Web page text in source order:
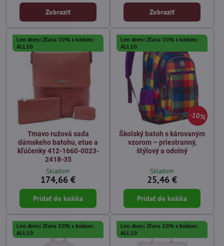
Zobraziť Zobraziť
Len dnes: Zľava 10% s kódom:
ALL10
Tmavo ružová sada
dámskeho batohu, etue a
kľúčenky 412-1660-0023-
2418-35
Skladom
174,66 €
Pridať do košíka
10%
Len dnes: Zľava 10% s kódom:
ALL10
Školský batoh s károvaným
vzorom – priestranný,
štýlový a odolný
Skladom
25,46 €
Pridať do košíka
Len dnes: Zľava 10% s kódom:
ALL10
Len dnes: Zľava 10% s kódom:
ALL10